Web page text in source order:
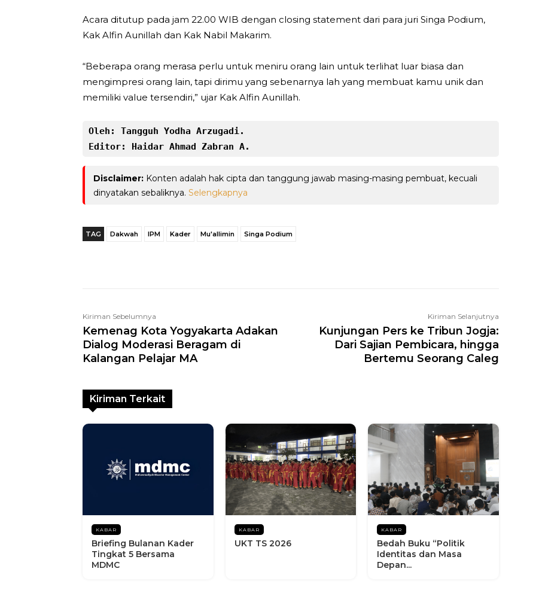
Acara ditutup pada jam 22.00 WIB dengan closing statement dari para juri Singa Podium,
Kak Alfin Aunillah dan Kak Nabil Makarim.
“Beberapa orang merasa perlu untuk meniru orang lain untuk terlihat luar biasa dan
mengimpresi orang lain, tapi dirimu yang sebenarnya lah yang membuat kamu unik dan
memiliki value tersendiri,” ujar Kak Alfin Aunillah.
Oleh:
Tangguh Yodha Arzugadi.
Editor: Haidar Ahmad Zabran A.
Disclaimer: Konten adalah hak cipta dan tanggung jawab masing-masing pembuat, kecuali
dinyatakan sebaliknya. Selengkapnya
TAG Dakwah IPM Kader Mu'allimin Singa Podium
Kiriman Sebelumnya
Kemenag Kota Yogyakarta Adakan
Dialog Moderasi Beragam di
Kalangan Pelajar MA
Kiriman Selanjutnya
Kunjungan Pers ke Tribun Jogja:
Dari Sajian Pembicara, hingga
Bertemu Seorang Caleg
Kiriman Terkait
KABAR
Briefing Bulanan Kader
Tingkat 5 Bersama
MDMC
KABAR
UKT TS 2026
KABAR
Bedah Buku “Politik
Identitas dan Masa
Depan...